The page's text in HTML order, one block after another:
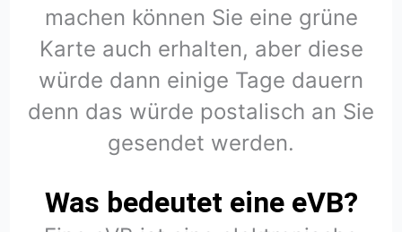
machen können Sie eine grüne
Karte auch erhalten, aber diese
würde dann einige Tage dauern
denn das würde postalisch an Sie
gesendet werden.
Was bedeutet eine eVB?